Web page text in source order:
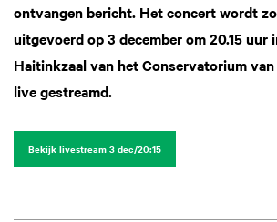
ontvangen bericht. Het concert wordt
uitgevoerd op 3 december om 20.15 uur
Haitinkzaal van het Conservatorium
live gestreamd.
Bekijk livestream 3 dec/20:15